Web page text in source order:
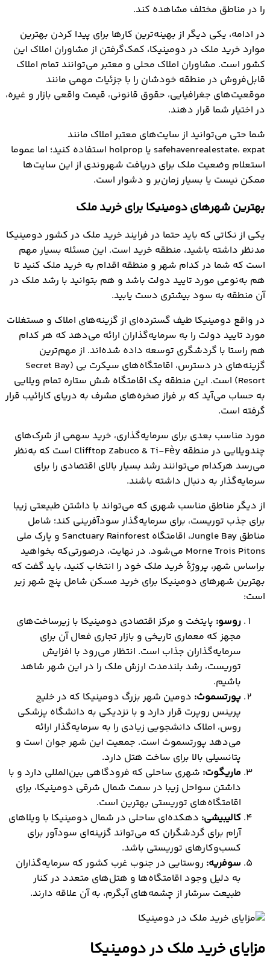
را در مناطق مختلف مشاهده کند.
در ادامه، یکی دیگر از بهینه‌ترین کارها برای پیدا کردن بهترین
موارد خرید ملک در دومینیکا، کمک‌گرفتن از مشاوران املاک این
کشور است. مشاوران املاک محلی و معتبر می‌توانند تمام املاک
قابل‌فروش در منطقه خودشان را با جزئیات مهمی مانند
موقعیت‌های جغرافیایی، حقوق قانونی، قیمت واقعی بازار و غیره،
در اختیار شما قرار دهند.
شما حتی می‌توانید از سایت‌های معتبر املاک مانند
safehavenrealestate، expat یا holprop استفاده کنید؛ اما عموما
استعلام وضعیت ملک برای دریافت شهروندی از این سایت‌ها
ممکن نیست یا بسیار زمان‌بر و دشوار است.
بهترین شهرهای دومینیکا برای خرید ملک
یکی از نکاتی که باید حتما در فرایند خرید ملک در کشور دومینیکا
مدنظر داشته باشید، منطقه خرید است. این مسئله بسیار مهم
است که شما در کدام شهر و منطقه اقدام به خرید ملک کنید تا
هم به‌نوعی مورد تایید دولت باشد و هم بتوانید با رشد ملک در
آن منطقه به سود بیشتری دست یابید.
در واقع دومینیکا طیف گسترده‌ای از گزینه‌های املاک و مستغلات
مورد تایید دولت را به سرمایه‌گذاران ارائه می‌دهد که هر کدام
هم راستا با گردشگری توسعه داده شده‌اند. از مهم‌ترین
گزینه‌های در دسترس، اقامتگاه‌های سیکرت بی (Secret Bay
Resort) است. این منطقه یک اقامتگاه شش ستاره تمام ویلایی
به حساب می‌آید که بر فراز صخره‌های مشرف به دریای کارائیب قرار
گرفته است.
مورد مناسب بعدی برای سرمایه‌گذاری، خرید سهمی از شرک‌های
چندویلایی در منطقه Clifftop Zabuco & Ti-Fèy است که به‌نظر
می‌رسد هرکدام می‌توانند رشد بسیار بالای اقتصادی را برای
سرمایه‌گذار به دنبال داشته باشند.
از دیگر مناطق مناسب شهری که می‌تواند با داشتن طبیعتی زیبا
برای جذب توریست، برای سرمایه‌گذار سودآفرینی کند؛ شامل
مناطق Jungle Bay، اقامتگاه Sanctuary Rainforest و پارک ملی
Morne Trois Pitons می‌شود. در نهایت، درصورتی‌که بخواهید
براساس شهر، پروژۀ خرید ملک خود را انتخاب کنید، باید گفت که
بهترین شهرهای دومینیکا برای خرید مسکن شامل پنج شهر زیر
است:
روسو: پایتخت و مرکز اقتصادی دومینیکا با زیرساخت‌های
مجهز که معماری تاریخی و بازار تجاری فعال آن برای
سرمایه‌گذاران جذاب است. انتظار می‌رود با افزایش
توریست، رشد بلندمدت ارزش ملک را در این شهر شاهد
باشیم.
پورتسموث: دومین شهر بزرگ دومینیکا که در خلیج
پرینس روپرت قرار دارد و با نزدیکی به دانشگاه پزشکی
روس، املاک دانشجویی زیادی را به سرمایه‌گذار ارائه
می‌دهد پورتسموث است. جمعیت این شهر جوان است و
پتانسیلی بالا برای ساخت هتل دارد.
ماریگوت: شهری ساحلی که فرودگاهی بین‌المللی دارد و با
داشتن سواحل زیبا در سمت شمال شرقی دومینیکا، برای
اقامتگاه‌های توریستی بهترین است.
کالیبیشی: دهکده‌ای ساحلی در شمال دومینیکا با ویلاهای
آرام برای گردشگران که می‌تواند گزینه‌ای سودآور برای
کسب‌وکارهای توریستی باشد.
سوفریه: روستایی در جنوب غرب کشور که سرمایه‌گذاران
به دلیل وجود اقامتگاه‌ها و هتل‌های متعدد در کنار
طبیعت سرشار از چشمه‌های آبگرم، به آن علاقه دارند.
مزایای خرید ملک در دومینیکا